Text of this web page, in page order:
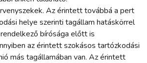
Az érintett továbbá a pert
helye szerinti tagállam hatáskörrel
bírósága előtt is
az érintett szokásos tartózkodási
más tagállamában van. Az érintett